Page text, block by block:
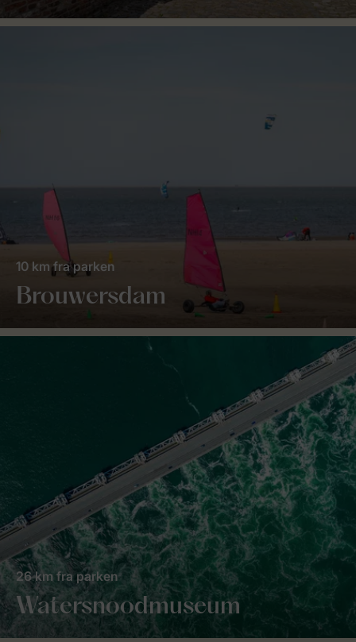
Brouwersdam
10 km fra parken
Watersnoodmuseum
26 km fra parken